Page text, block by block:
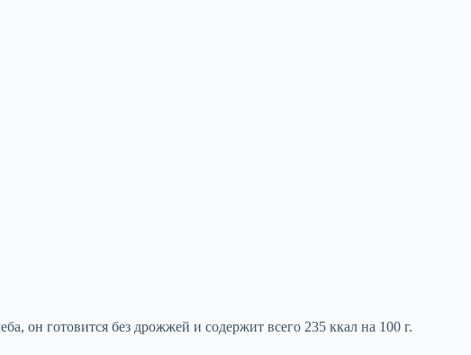
он готовится без дрожжей и содержит всего 235 ккал на 100 г.